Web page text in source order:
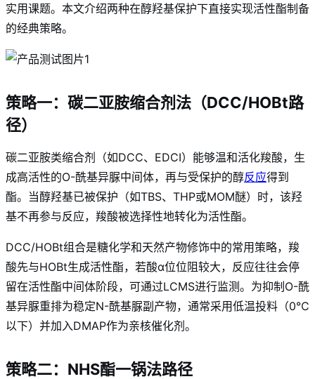
实用课题。本文介绍两种在醇羟基保护下直接实现活性酯制备
的经典策略。
策略一：碳二亚胺缩合剂法（DCC/HOBt路
径）
碳二亚胺类缩合剂（如DCC、EDCI）能够温和活化羧酸，生
成高活性的O-酰基异脲中间体，再与受保护的醇反应得到
酯。当醇羟基已被保护（如TBS、THP或MOM醚）时，该羟
基不再参与反应，羧酸被选择性地转化为活性酯。
DCC/HOBt组合是糖化学和天然产物修饰中的常用策略，羧
酸先与HOBt生成活性酯，若酸α位位阻较大，反应往往会停
留在活性酯中间体阶段，可通过LCMS进行监测。为抑制O-酰
基异脲重排为稳定N-酰基脲副产物，通常采用低温投料（0℃
以下）并加入DMAP作为亲核催化剂。
策略二：NHS酯一锅法路径